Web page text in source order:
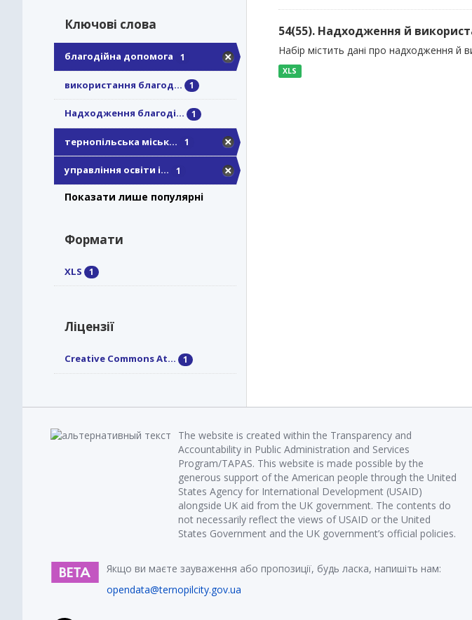
Ключові слова
благодійна допомога 1
використання благод... 1
Надходження благоді... 1
тернопільська міськ... 1
управління освіти і... 1
Показати лише популярні
Формати
XLS 1
Ліцензії
Creative Commons At... 1
54(55). Надходження й
Набір містить дані про надходження й
XLS
The website is created within the Transparency and
Accountability in Public Administration and Services
Program/TAPAS. This website is made possible by the
generous support of the American people through the United
States Agency for International Development (USAID)
alongside UK aid from the UK government. The contents do
not necessarily reflect the views of USAID or the United
States Government and the UK government’s official policies.
Якщо ви маєте зауваження або пропозиції, будь ласка, напишіть нам:
opendata@ternopilcity.gov.ua